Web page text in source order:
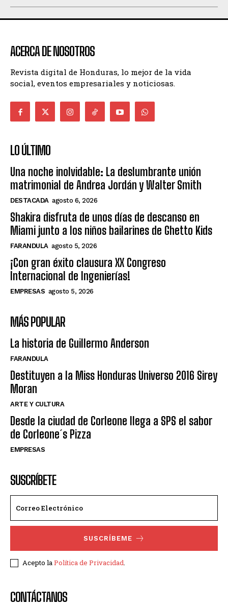
ACERCA DE NOSOTROS
Revista digital de Honduras, lo mejor de la vida
social, eventos empresariales y noticiosas.
LO ÚLTIMO
Una noche inolvidable: La deslumbrante unión
matrimonial de Andrea Jordán y Walter Smith
DESTACADA agosto 6, 2026
Shakira disfruta de unos días de descanso en
Miami junto a los niños bailarines de Ghetto Kids
FARANDULA agosto 5, 2026
¡Con gran éxito clausura XX Congreso
Internacional de Ingenierías!
EMPRESAS agosto 5, 2026
MÁS POPULAR
La historia de Guillermo Anderson
FARANDULA
Destituyen a la Miss Honduras Universo 2016 Sirey
Moran
ARTE Y CULTURA
Desde la ciudad de Corleone llega a SPS el sabor
de Corleone´s Pizza
EMPRESAS
SUSCRÍBETE
SUSCRÍBEME
Acepto laPolítica de Privacidad.
CONTÁCTANOS